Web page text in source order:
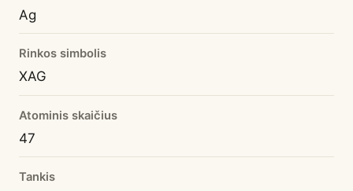
Ag
Rinkos simbolis
XAG
Atominis skaičius
47
Tankis